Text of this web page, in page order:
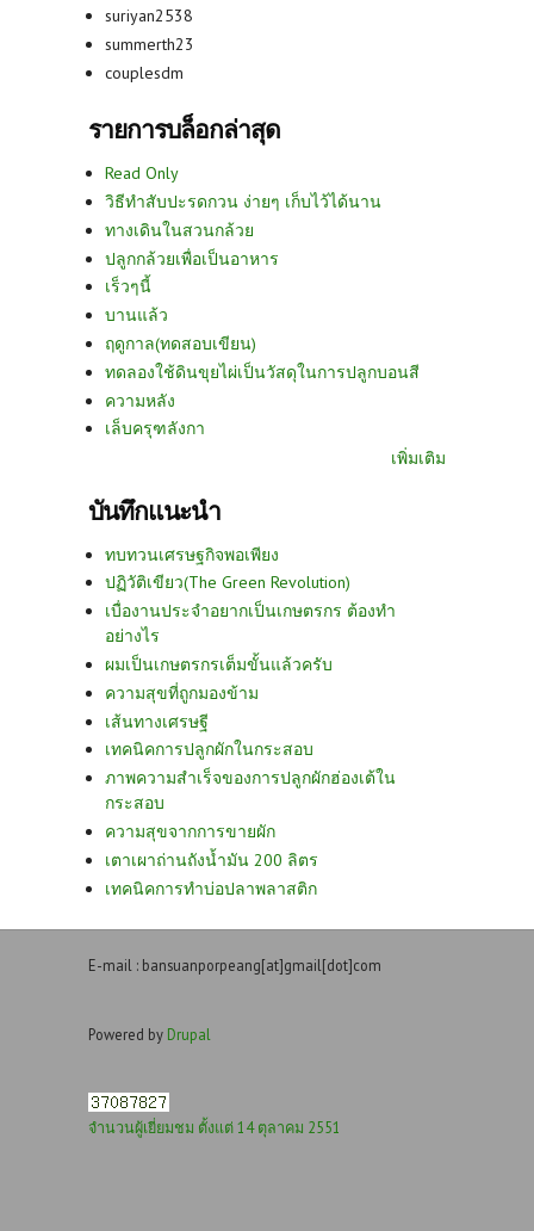
suriyan2538
summerth23
couplesdm
รายการบล็อกล่าสุด
Read Only
วิธีทำสับปะรดกวน ง่ายๆ เก็บไว้ได้นาน
ทางเดินในสวนกล้วย
ปลูกกล้วยเพื่อเป็นอาหาร
เร็วๆนี้
บานแล้ว
ฤดูกาล(ทดสอบเขียน)
ทดลองใช้ดินขุยไผ่เป็นวัสดุในการปลูกบอนสี
ความหลัง
เล็บครุฑลังกา
เพิ่มเติม
บันทึกแนะนำ
ทบทวนเศรษฐกิจพอเพียง
ปฏิวัติเขียว(The Green Revolution)
เบื่องานประจำอยากเป็นเกษตรกร ต้องทำ
อย่างไร
ผมเป็นเกษตรกรเต็มขั้นแล้วครับ
ความสุขที่ถูกมองข้าม
เส้นทางเศรษฐี
เทคนิคการปลูกผักในกระสอบ
ภาพความสำเร็จของการปลูกผักฮ่องเต้ใน
กระสอบ
ความสุขจากการขายผัก
เตาเผาถ่านถังน้ำมัน 200 ลิตร
เทคนิคการทำบ่อปลาพลาสติก
E-mail : bansuanporpeang[at]gmail[dot]com
Powered by Drupal
จำนวนผู้เยี่ยมชม ตั้งแต่ 14 ตุลาคม 2551